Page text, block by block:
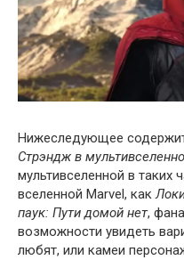
Нижеследующее
Стрэндж в
мультивселенной в таких
вселенной Marvel, как
паук: Пути домой нет,
возможности увидеть
любят, или камеи